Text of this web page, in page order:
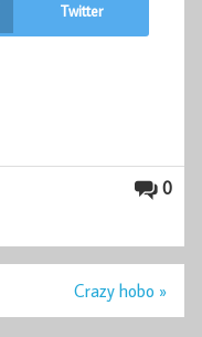
Twitter
0
Crazy hobo »